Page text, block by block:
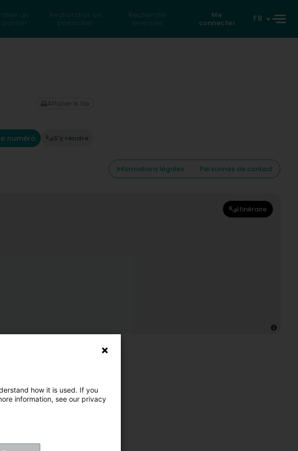
un
Rechercher un
particulier
Recherche
inversée
Me
connecter
FR
numéro S'y rendre
Afficher le fax
Informations légales
Personnes de contact
Itinéraire
how it is used. If you
information, see our privacy